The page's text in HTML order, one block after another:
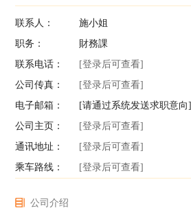
联系人：
施小姐
职务：
財務課
联系电话：
[登录后可查看]
公司传真：
[登录后可查看]
电子邮箱：
[请通过系统发送求职意向]
公司主页：
[登录后可查看]
通讯地址：
[登录后可查看]
乘车路线：
[登录后可查看]
公司介绍